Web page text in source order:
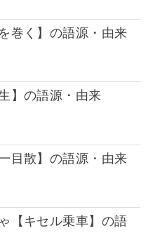
巻く】の語源・由来
】の語源・由来
目散】の語源・由来
【キセル乗車】の語